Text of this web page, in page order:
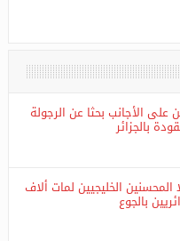
على الأجانب بحثا عن الرجولة
بالجزائر
الخليجيين لمات ألاف
بالجوع